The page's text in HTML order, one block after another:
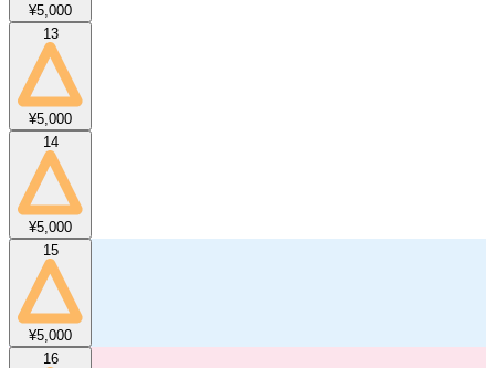
¥5,000
13
¥5,000
14
¥5,000
15
¥5,000
16